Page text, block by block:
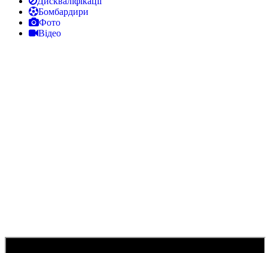
Бомбардири
Фото
Відео